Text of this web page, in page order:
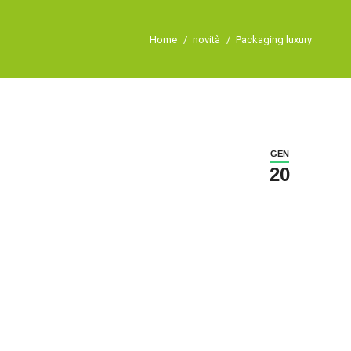
Tu sei qui:
Home novità Packaging luxury
GEN
20